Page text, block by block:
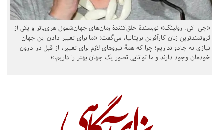
«جی. کی. رولینگ» نویسندهٔ خلق‌کنندهٔ رمان‌های جهان‌شمول هری‌پاتر و یکی از
ثروتمندترین زنان کارآفرین بریتانیا، می‌گفت: «ما برای تغییر دادن این جهان
نیازی به جادو نداریم؛ چرا که همهٔ نیروهای لازم برای تغییر، از قبل در درون
خودمان وجود دارند و ما توانایی تصور یک جهان بهتر را داریم.»